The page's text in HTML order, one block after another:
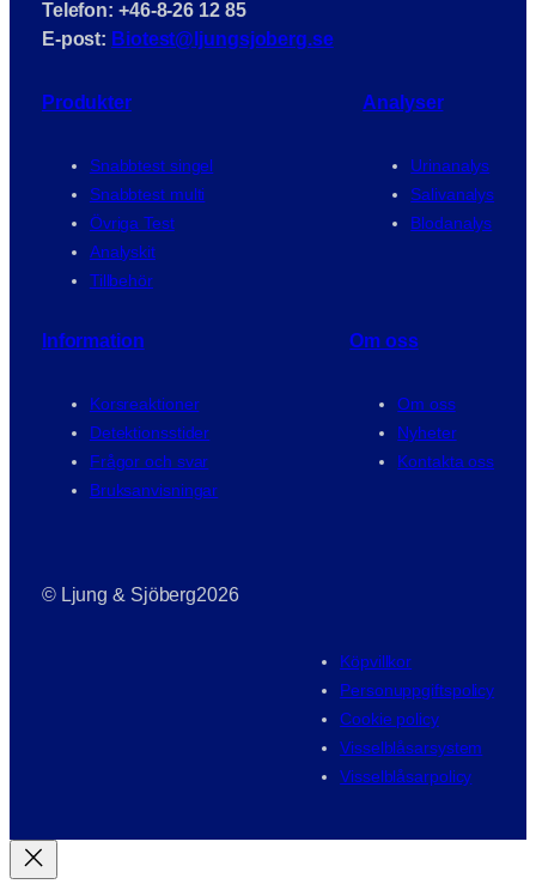
Telefon: +46-8-26 12 85
E-post: Biotest@ljungsjoberg.se
Produkter
Snabbtest singel
Snabbtest multi
Övriga Test
Analyskit
Tillbehör
Analyser
Urinanalys
Salivanalys
Blodanalys
Information
Korsreaktioner
Detektionsstider
Frågor och svar
Bruksanvisningar
Om oss
Om oss
Nyheter
Kontakta oss
© Ljung & Sjöberg2026
Köpvillkor
Personuppgiftspolicy
Cookie policy
Visselblåsarsystem
Visselblåsarpolicy